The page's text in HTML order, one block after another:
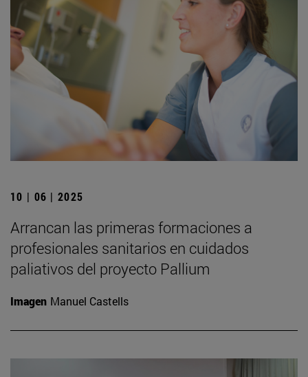
10 | 06 | 2025
Arrancan las primeras formaciones a
profesionales sanitarios en cuidados
paliativos del proyecto Pallium
Imagen Manuel Castells